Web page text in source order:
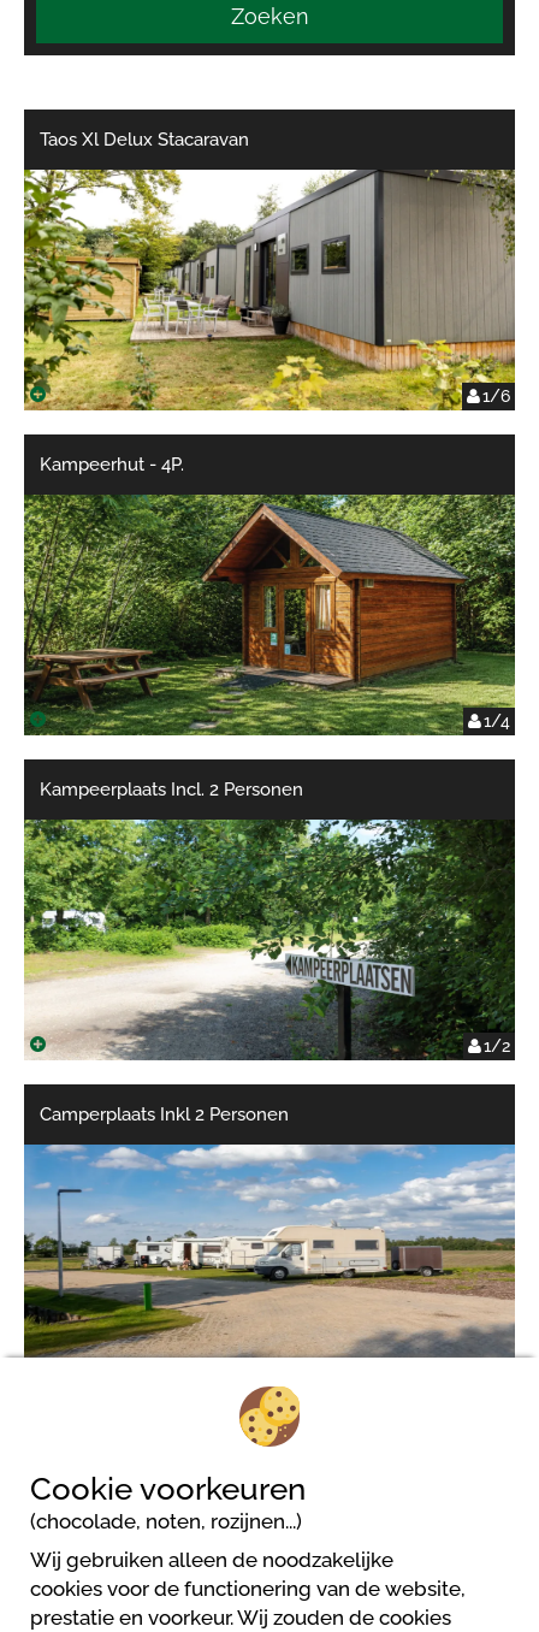
Zoeken
1/6
Taos Xl Delux Stacaravan
1/4
Kampeerhut - 4P.
1/2
Kampeerplaats Incl. 2 Personen
Camperplaats Inkl 2 Personen
Arden Parks Baalse Hei
Roodhuisstraat 10
2300 Turnhout
Cookie voorkeuren
(chocolade, noten, rozijnen...)
Wij gebruiken alleen de noodzakelijke
cookies voor de functionering van de website,
prestatie en voorkeur. Wij zouden de cookies